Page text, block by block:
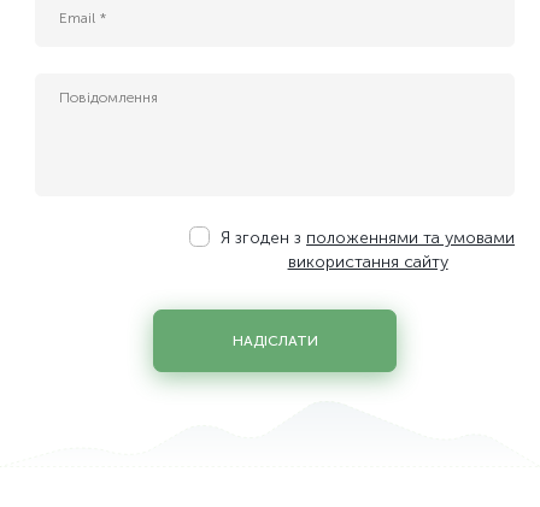
Бізнес-аналітик (Middle)
Менеджер з продажу ІТ-сервісів
Системний адміністратор
Системний адміністратор хмарної інфраструктури
Старший юрисконсульт
Технік дата центру / Завідувач господарства
Фахівець з обліку закупівель та управлінського облiку
Я згоден з положеннями та умовами
використання сайту
НАДІСЛАТИ